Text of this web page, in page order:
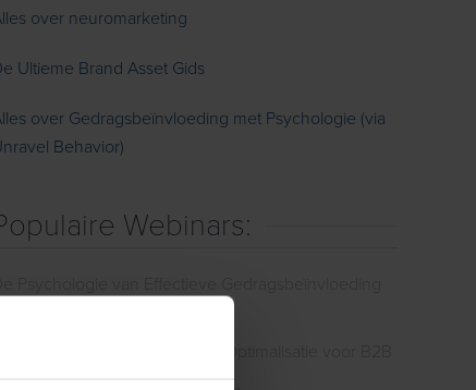
over neuromarketing
Ultieme Brand Asset Gids
over Gedragsbeïnvloeding met Psychologie (via
Behavior)
Webinars: